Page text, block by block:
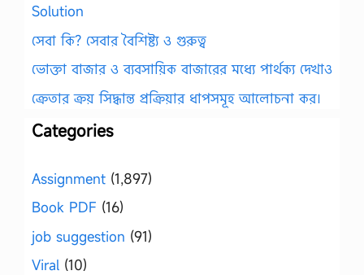
Solution
সেবা কি? সেবার বৈশিষ্ট্য ও গুরুত্ব
ভোক্তা বাজার ও ব্যবসায়িক বাজারের মধ্যে পার্থক্য দেখাও
ক্রেতার ক্রয় সিদ্ধান্ত প্রক্রিয়ার ধাপসমূহ আলোচনা কর।
Categories
Assignment (1,897)
Book PDF (16)
job suggestion (91)
Viral (10)